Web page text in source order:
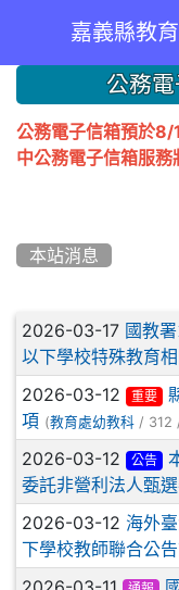
嘉義縣教
::: 公務
公務電子信箱預於
中公務電子信箱服務
本站消息
文章列表
2026-03-17 國教
以下學校特殊教育
2026-03-12 重要
項 (教育處幼教科 / 312
2026-03-12 公告
委託非營利法人甄
2026-03-12 海外
下學校教師聯合公